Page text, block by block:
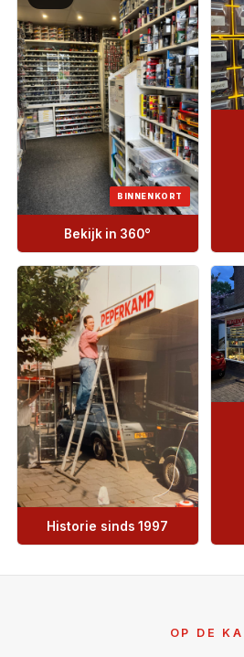
BINNENKORT
Bekijk in 360°
Historie sinds 1997
OP DE